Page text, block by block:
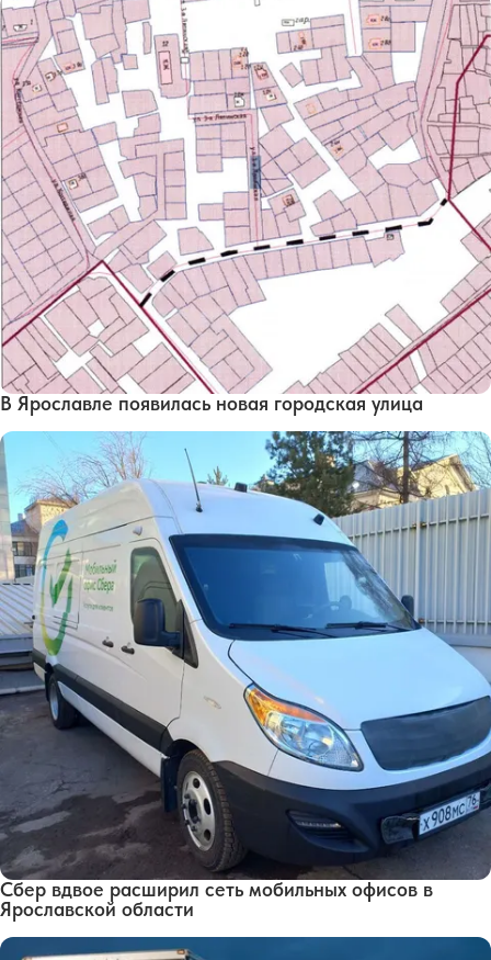
В Ярославле появилась новая городская улица
Сбер вдвое расширил сеть мобильных офисов в
Ярославской области